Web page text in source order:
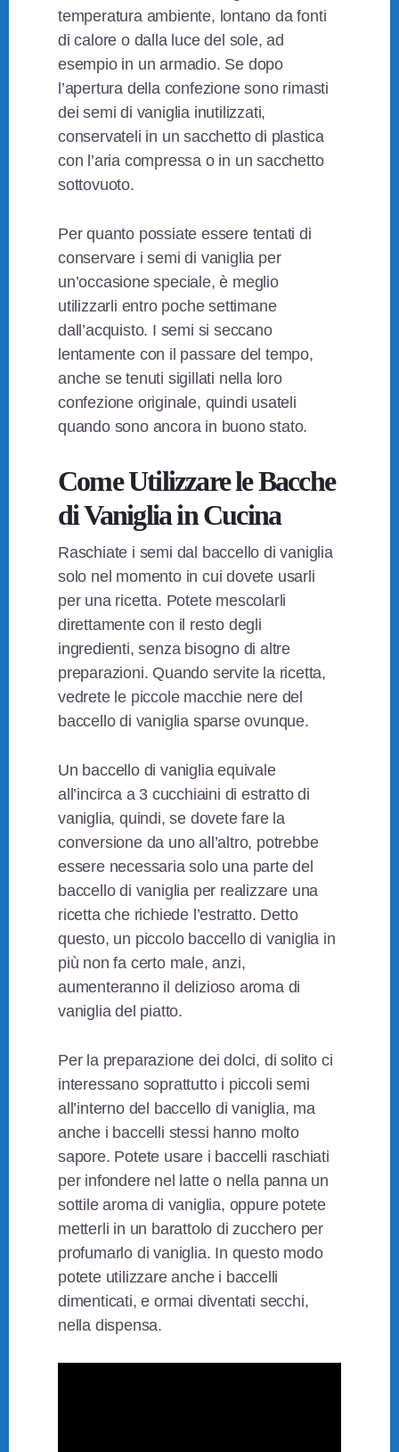
temperatura ambiente, lontano da fonti
di calore o dalla luce del sole, ad
esempio in un armadio. Se dopo
l’apertura della confezione sono rimasti
dei semi di vaniglia inutilizzati,
conservateli in un sacchetto di plastica
con l’aria compressa o in un sacchetto
sottovuoto.
Per quanto possiate essere tentati di
conservare i semi di vaniglia per
un’occasione speciale, è meglio
utilizzarli entro poche settimane
dall’acquisto. I semi si seccano
lentamente con il passare del tempo,
anche se tenuti sigillati nella loro
confezione originale, quindi usateli
quando sono ancora in buono stato.
Come Utilizzare le Bacche
di Vaniglia in Cucina
Raschiate i semi dal baccello di vaniglia
solo nel momento in cui dovete usarli
per una ricetta. Potete mescolarli
direttamente con il resto degli
ingredienti, senza bisogno di altre
preparazioni. Quando servite la ricetta,
vedrete le piccole macchie nere del
baccello di vaniglia sparse ovunque.
Un baccello di vaniglia equivale
all’incirca a 3 cucchiaini di estratto di
vaniglia, quindi, se dovete fare la
conversione da uno all’altro, potrebbe
essere necessaria solo una parte del
baccello di vaniglia per realizzare una
ricetta che richiede l’estratto. Detto
questo, un piccolo baccello di vaniglia in
più non fa certo male, anzi,
aumenteranno il delizioso aroma di
vaniglia del piatto.
Per la preparazione dei dolci, di solito ci
interessano soprattutto i piccoli semi
all’interno del baccello di vaniglia, ma
anche i baccelli stessi hanno molto
sapore. Potete usare i baccelli raschiati
per infondere nel latte o nella panna un
sottile aroma di vaniglia, oppure potete
metterli in un barattolo di zucchero per
profumarlo di vaniglia. In questo modo
potete utilizzare anche i baccelli
dimenticati, e ormai diventati secchi,
nella dispensa.